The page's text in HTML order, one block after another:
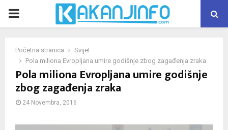
PRIMARY
Početna stranica
Svijet
Pola miliona Evropljana umire godišnje zbog zagađenja zraka
Pola miliona Evropljana umire godišnje
zbog zagađenja zraka
24 Novembra, 2016